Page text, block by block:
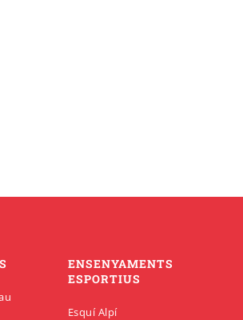
ENSENYAMENTS
ESPORTIUS
Esquí Alpí